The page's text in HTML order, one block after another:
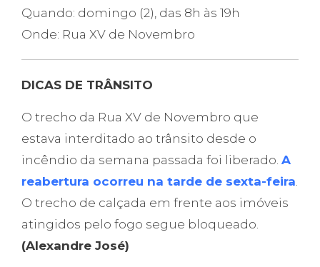
Quando: domingo (2), das 8h às 19h
Onde: Rua XV de Novembro
DICAS DE TRÂNSITO
O trecho da Rua XV de Novembro que
estava interditado ao trânsito desde o
incêndio da semana passada foi liberado. A
reabertura ocorreu na tarde de sexta-feira.
O trecho de calçada em frente aos imóveis
atingidos pelo fogo segue bloqueado.
(Alexandre José)